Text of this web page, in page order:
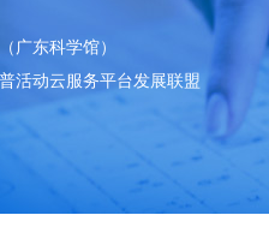
广东科学馆）
活动云服务平台发展联盟